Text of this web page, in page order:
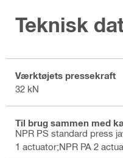
Teknisk
Værktøjets pressekraft
32 kN
Til brug sammen med
NPR PS standard press
1 actuator;NPR PA 2